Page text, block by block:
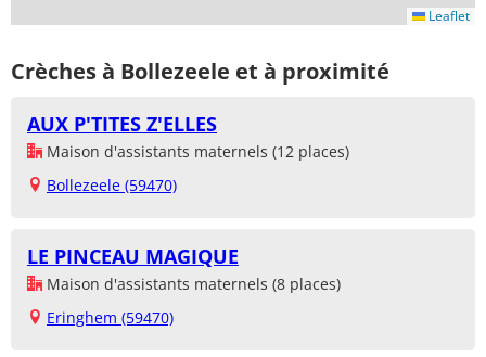
Leaflet
Crèches à Bollezeele et à proximité
AUX P'TITES Z'ELLES
Maison d'assistants maternels (12 places)
Bollezeele (59470)
LE PINCEAU MAGIQUE
Maison d'assistants maternels (8 places)
Eringhem (59470)